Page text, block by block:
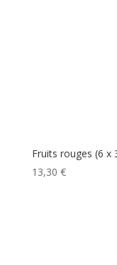
Fruits rouges (6 x
13,30 €